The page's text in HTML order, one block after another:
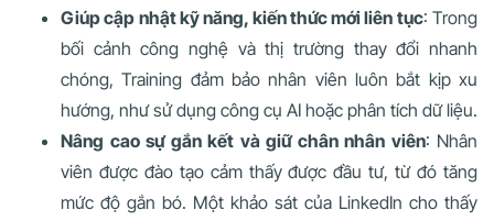
Giúp cập nhật kỹ năng, kiến thức mới liên tục: Trong
bối cảnh công nghệ và thị trường thay đổi nhanh
chóng, Training đảm bảo nhân viên luôn bắt kịp xu
hướng, như sử dụng công cụ AI hoặc phân tích dữ liệu.
Nâng cao sự gắn kết và giữ chân nhân viên: Nhân
viên được đào tạo cảm thấy được đầu tư, từ đó tăng
mức độ gắn bó. Một khảo sát của LinkedIn cho thấy